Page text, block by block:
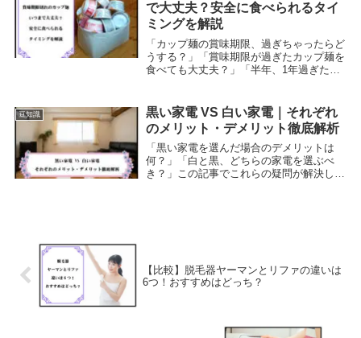
で大丈夫？安全に食べられるタイ
ミングを解説
「カップ麺の賞味期限、過ぎちゃったらど
うする？」「賞味期限が過ぎたカップ麺を
食べても大丈夫？」「半年、1年過ぎたカ
賞味期限が過ぎてしまうと、捨てるには忍
びないけれど...
豆知識
黒い家電 VS 白い家電｜それぞれ
のメリット・デメリット徹底解析
「黒い家電を選んだ場合のデメリットは
何？」「白と黒、どちらの家電を選ぶべ
き？」この記事でこれらの疑問が解決しま
【比較】脱毛器ヤーマンとリファの違いは
6つ！おすすめはどっち？